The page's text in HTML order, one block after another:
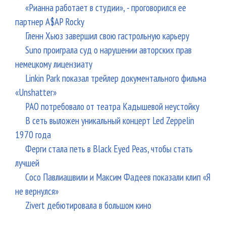
«Рианна работает в студии», - проговорился ее
партнер A$AP Rocky
Гленн Хьюз завершил свою гастрольную карьеру
Suno проиграла суд о нарушении авторских прав
немецкому лицензиату
Linkin Park показал трейлер документального фильма
«Unshatter»
РАО потребовало от театра Кадышевой неустойку
В сеть выложен уникальный концерт Led Zeppelin
1970 года
Ферги стала петь в Black Eyed Peas, чтобы стать
лучшей
Сосо Павлиашвили и Максим Фадеев показали клип «Я
не вернулся»
Zivert дебютировала в большом кино